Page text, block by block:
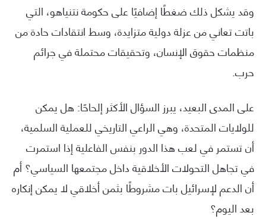
وقد يشكل ذلك ضغطًا إضافيًا على حكومة نتنياهو، التي
باتت تعاني من عزلة دولية متزايدة، وسط انتقادات حادة من
منظمات حقوق الإنسان، وتحقيقات محتملة في جرائم
حرب.
على المدى البعيد، يبرز السؤال الأكثر إلحاحًا: هل يمكن
للولايات المتحدة، وهي الراعي التاريخي للعملية السلمية،
أن تستمر في لعب هذا الدور بنفس الفاعلية إذا استمرت
في تجاهل التحولات الأخلاقية داخل مجتمعها السياسي؟ أم
أن الدعم لإسرائيل بات مشروطًا بثمن أخلاقي لا يمكن إنكاره
بعد اليوم؟